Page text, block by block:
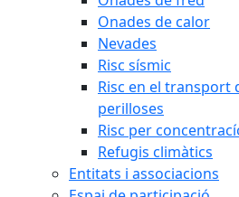
Onades de calor
Nevades
Risc sísmic
Risc en el transport
perilloses
Risc per
Refugis climàtics
Entitats i associacions